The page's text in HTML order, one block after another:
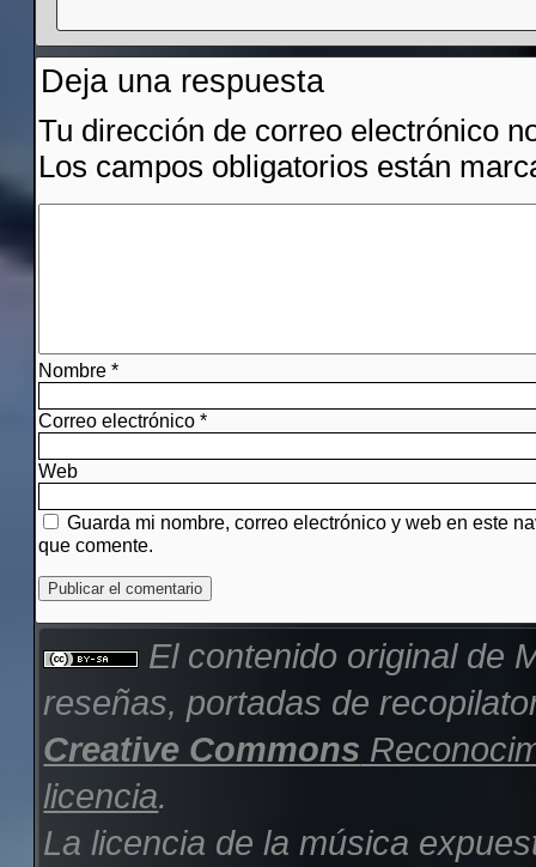
Deja una respuesta
Tu dirección de correo electrónico
Los campos obligatorios están
Nombre*
Correo electrónico*
Web
Guarda mi nombre, correo electrónico y web en este
que comente.
El contenido original de
reseñas, portadas de
Creative Commons
licencia.
La licencia de la música